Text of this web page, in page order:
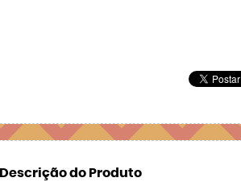
Descrição do Produto